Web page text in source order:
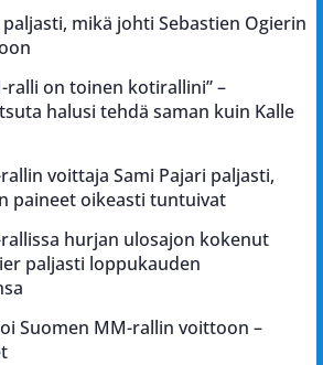
mikä johti Sebastien Ogierin
ralli on toinen kotirallini” –
halusi tehdä saman kuin Kalle
voittaja Sami Pajari paljasti,
paineet oikeasti tuntuivat
hurjan ulosajon kokenut
paljasti loppukauden
Suomen MM-rallin voittoon –